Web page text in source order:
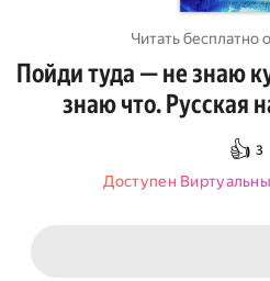
Читать бесплатно
Пойди туда — не знаю
знаю что. Русская
👍 3
Доступен